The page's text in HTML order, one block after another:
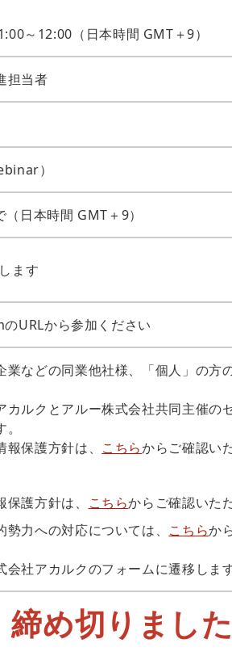
～12:00（日本時間 GMT＋9）
担当者
）
日本時間 GMT＋9）
ます
URLから参加ください
などの同業他社様、「個人」の方
カルクとアルー株式会社共同主催の
保護方針は、 こちらからご確認い
護方針は、 こちらからご確認いた
力への対応については、 こちらか
社アカルクのフォームに遷移します
締め切りました